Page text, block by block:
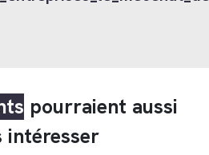
pourraient aussi
intéresser